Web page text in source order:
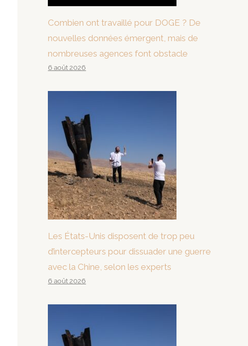
Combien ont travaillé pour DOGE ? De
nouvelles données émergent, mais de
nombreuses agences font obstacle
6 août 2026
Les États-Unis disposent de trop peu
d’intercepteurs pour dissuader une guerre
avec la Chine, selon les experts
6 août 2026